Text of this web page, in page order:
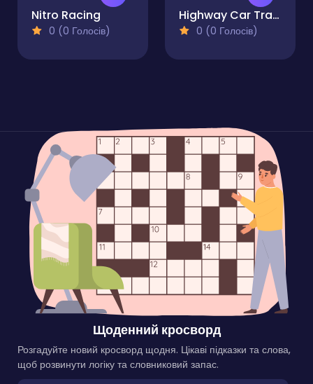
Nitro Racing
0 (0 Голосів)
Highway Car Traffic Racer
0 (0 Голосів)
Щоденний кросворд
Розгадуйте новий кросворд щодня. Цікаві підказки та слова,
щоб розвинути логіку та словниковий запас.